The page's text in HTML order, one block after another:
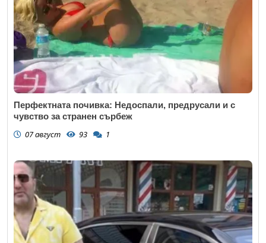
Перфектната почивка: Недоспали, предрусали и с
чувство за странен сърбеж
07 август 93 1